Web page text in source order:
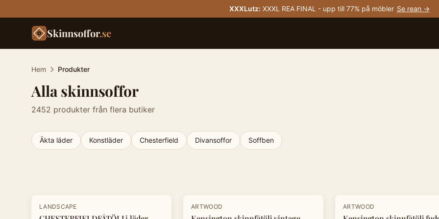
XXXLutz: XXXL REA FINAL - upp till 77% på möbler Se rean →
Skinnsoffor.se
Hem Produkter
Alla skinnsoffor
2452 produkter från flera butiker
Äkta läder Konstläder Chesterfield Divansoffor Soffben
- 30%
LANDSCAPE -20%
ARTWOOD -20%
ARTWOOD